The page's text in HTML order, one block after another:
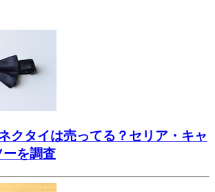
クタイは売ってる？セリア・キャ
ーを調査